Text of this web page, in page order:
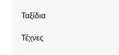
Ταξίδια
Τέχνες